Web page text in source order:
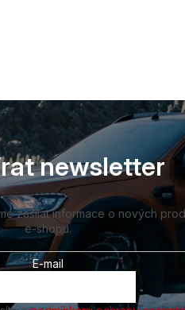
newsletter
zasílat informace o nových
e-shopu.
E-mail